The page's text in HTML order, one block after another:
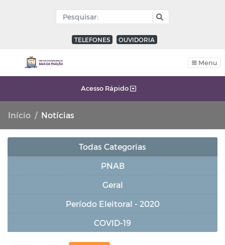
TELEFONES OUVIDORIA
Menu
Acesso Rápido
Início Notícias
Todas Categorias
PNAB
Geral
Período Eleitoral - 2020
COVID-19